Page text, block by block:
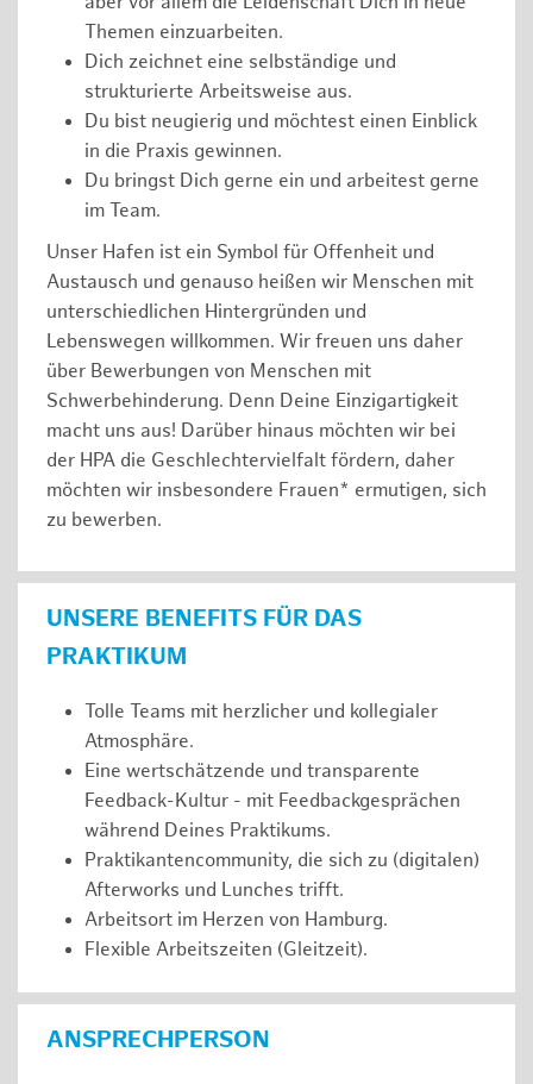
Themen einzuarbeiten.
Dich zeichnet eine selbständige und
strukturierte Arbeitsweise aus.
Du bist neugierig und möchtest einen Einblick
in die Praxis gewinnen.
Du bringst Dich gerne ein und arbeitest gerne
im Team.
Unser Hafen ist ein Symbol für Offenheit und
Austausch und genauso heißen wir Menschen mit
unterschiedlichen Hintergründen und
Lebenswegen willkommen. Wir freuen uns daher
über Bewerbungen von Menschen mit
Schwerbehinderung. Denn Deine Einzigartigkeit
macht uns aus! Darüber hinaus möchten wir bei
der HPA die Geschlechtervielfalt fördern, daher
möchten wir insbesondere Frauen* ermutigen, sich
zu bewerben.
UNSERE BENEFITS FÜR DAS
PRAKTIKUM
Tolle Teams mit herzlicher und kollegialer
Atmosphäre.
Eine wertschätzende und transparente
Feedback-Kultur - mit Feedbackgesprächen
während Deines Praktikums.
Praktikantencommunity, die sich zu (digitalen)
Afterworks und Lunches trifft.
Arbeitsort im Herzen von Hamburg.
Flexible Arbeitszeiten (Gleitzeit).
ANSPRECHPERSON